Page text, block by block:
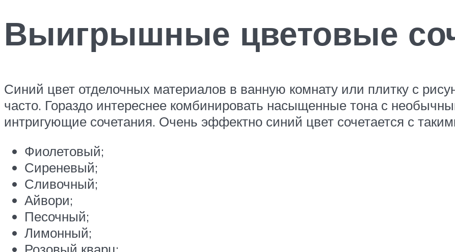
Выигрышные цветовые
Синий цвет отделочных материалов в ванную комнату или плитку с
часто. Гораздо интереснее комбинировать насыщенные тона с
интригующие сочетания. Очень эффектно синий цвет сочетается с
Фиолетовый;
Сиреневый;
Сливочный;
Айвори;
Песочный;
Лимонный;
Розовый кварц;